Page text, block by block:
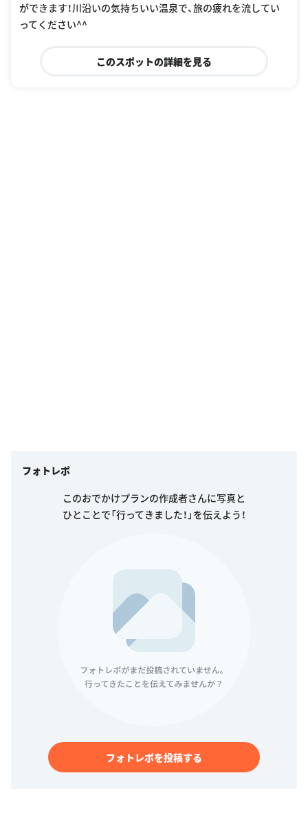
ができます！川沿いの気持ちいい温泉で、旅の疲れを流してい
ってください^^
このスポットの詳細を見る
フォトレポ
このおでかけプランの作成者さんに写真と
ひとことで「行ってきました！」を伝えよう！
フォトレポを投稿する